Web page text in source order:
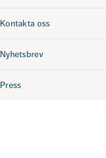
Kontakta oss
Nyhetsbrev
Press